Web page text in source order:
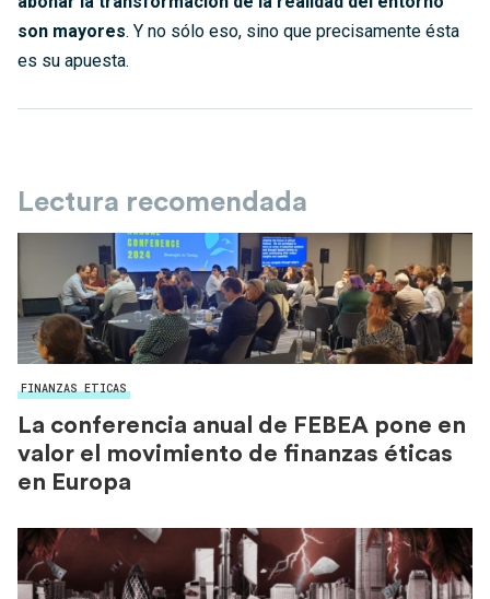
son mayores. Y no sólo eso, sino que precisamente ésta
es su apuesta.
Lectura recomendada
FINANZAS ETICAS
La conferencia anual de FEBEA pone en
valor el movimiento de finanzas éticas
en Europa